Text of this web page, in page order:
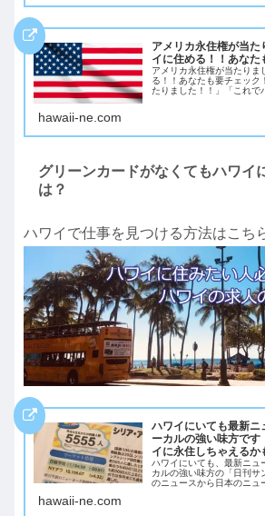
アメリカ永住権が当た
イに住める！！あなた
アメリカ永住権が当たりま
る！！あなたも要チェック
たりました！！」「これで
DVプログラム（アメリカ
hawaii-ne.com
グリーンカードがなくてもハワイ
は？
ハワイで仕事を見つける方法はこち
ハワイにいても最新ニ
ーカルの強い味方です
イに永住しちゃえるか
ハワイにいても、最新ニュ
カルの強い味方の「日刊サ
のニュースから日本のニュ
ろん、ハワイローカルの
hawaii-ne.com